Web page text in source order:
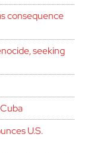
consequence
seeking
U.S.